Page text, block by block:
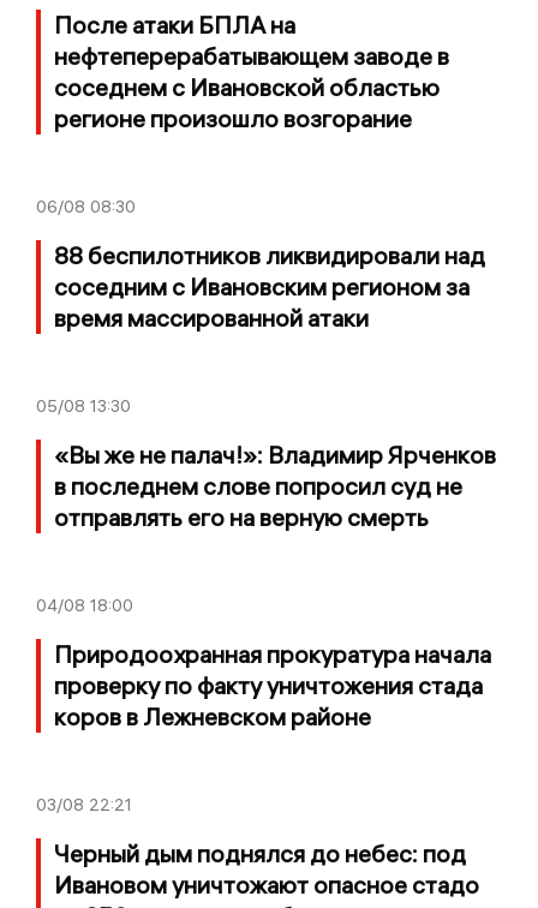
После атаки БПЛА на
нефтеперерабатывающем заводе в
соседнем с Ивановской областью
регионе произошло возгорание
06/08 08:30
88 беспилотников ликвидировали над
соседним с Ивановским регионом за
время массированной атаки
05/08 13:30
«Вы же не палач!»: Владимир Ярченков
в последнем слове попросил суд не
отправлять его на верную смерть
04/08 18:00
Природоохранная прокуратура начала
проверку по факту уничтожения стада
коров в Лежневском районе
03/08 22:21
Черный дым поднялся до небес: под
Ивановом уничтожают опасное стадо